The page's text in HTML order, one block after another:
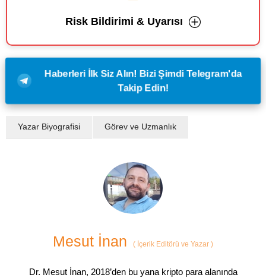
Risk Bildirimi & Uyarısı
Haberleri İlk Siz Alın! Bizi Şimdi Telegram'da
Takip Edin!
Yazar Biyografisi Görev ve Uzmanlık
Mesut İnan ( İçerik Editörü ve Yazar )
Dr. Mesut İnan, 2018’den bu yana kripto para alanında